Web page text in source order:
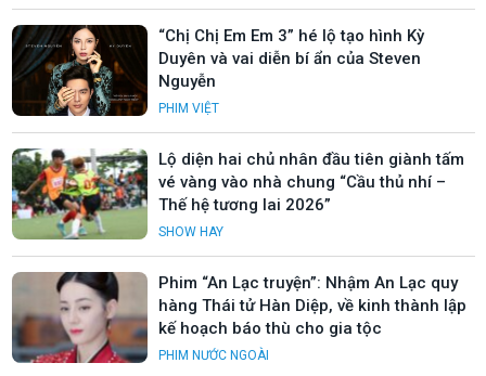
“Chị Chị Em Em 3” hé lộ tạo hình Kỳ
Duyên và vai diễn bí ẩn của Steven
Nguyễn
PHIM VIỆT
Lộ diện hai chủ nhân đầu tiên giành tấm
vé vàng vào nhà chung “Cầu thủ nhí –
Thế hệ tương lai 2026”
SHOW HAY
Phim “An Lạc truyện”: Nhậm An Lạc quy
hàng Thái tử Hàn Diệp, về kinh thành lập
kế hoạch báo thù cho gia tộc
PHIM NƯỚC NGOÀI